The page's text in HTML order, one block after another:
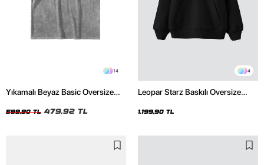
14
Yıkamalı Beyaz Basic Oversize
599,90 TL 479,92 TL
4
Leopar Starz Baskılı Oversize
1.199,90 TL